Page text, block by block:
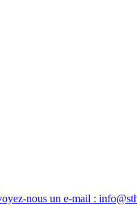
nous un e-mail :